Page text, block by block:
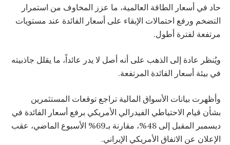
حاد في أسعار الطاقة العالمية، ما عزز المخاوف من استمرار
التضخم ورفع احتمالات الإبقاء على أسعار الفائدة عند مستويات
مرتفعة لفترة أطول.
ويُنظر عادة إلى الذهب على أنه أصل لا يدر عائداً، ما يقلل جاذبيته
في بيئة أسعار الفائدة المرتفعة.
وأظهرت بيانات الأسواق المالية تراجع توقعات المستثمرين
بشأن قيام الاحتياطي الفيدرالي الأمريكي برفع أسعار الفائدة في
ديسمبر المقبل إلى 48%، مقارنة بـ69% الأسبوع الماضي، عقب
الإعلان عن الاتفاق الأمريكي الإيراني.